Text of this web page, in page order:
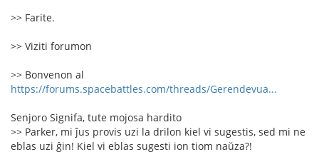
>> Farite.
>> Viziti forumon
>> Bonvenon al
https://forums.spacebattles.com/threads/Gerendevua...
Senjoro Signifa, tute mojosa hardito
>> Parker, mi ĵus provis uzi la drilon kiel vi sugestis, sed mi ne
eblas uzi ĝin! Kiel vi eblas sugesti ion tiom naŭza?!